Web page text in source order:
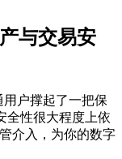
与交易安
户撑起了一把保
全性很大程度上依
介入，为你的数字